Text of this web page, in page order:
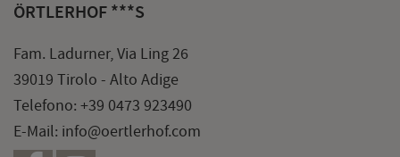
ÖRTLERHOF ***S
Fam. Ladurner, Via Ling 26
39019 Tirolo - Alto Adige
Telefono: +39 0473 923490
E-Mail: info@oertlerhof.com